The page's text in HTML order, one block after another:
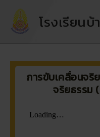
content
โรงเรียน
การขับเคลื่อนจริ
จริยธรรม